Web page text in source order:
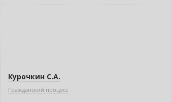
Курочкин С.А.
Гражданский процесс